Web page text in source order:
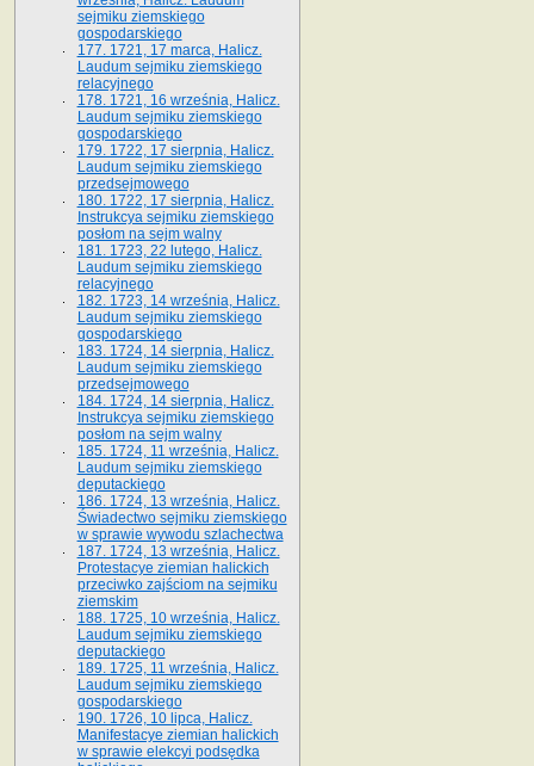
sejmiku ziemskiego
gospodarskiego
177. 1721, 17 marca, Halicz.
Laudum sejmiku ziemskiego
relacyjnego
178. 1721, 16 września, Halicz.
Laudum sejmiku ziemskiego
gospodarskiego
179. 1722, 17 sierpnia, Halicz.
Laudum sejmiku ziemskiego
przedsejmowego
180. 1722, 17 sierpnia, Halicz.
Instrukcya sejmiku ziemskiego
posłom na sejm walny
181. 1723, 22 lutego, Halicz.
Laudum sejmiku ziemskiego
relacyjnego
182. 1723, 14 września, Halicz.
Laudum sejmiku ziemskiego
gospodarskiego
183. 1724, 14 sierpnia, Halicz.
Laudum sejmiku ziemskiego
przedsejmowego
184. 1724, 14 sierpnia, Halicz.
Instrukcya sejmiku ziemskiego
posłom na sejm walny
185. 1724, 11 września, Halicz.
Laudum sejmiku ziemskiego
deputackiego
186. 1724, 13 września, Halicz.
Świadectwo sejmiku ziemskiego
w sprawie wywodu szlachectwa
187. 1724, 13 września, Halicz.
Protestacye ziemian halickich
przeciwko zajściom na sejmiku
ziemskim
188. 1725, 10 września, Halicz.
Laudum sejmiku ziemskiego
deputackiego
189. 1725, 11 września, Halicz.
Laudum sejmiku ziemskiego
gospodarskiego
190. 1726, 10 lipca, Halicz.
Manifestacye ziemian halickich
w sprawie elekcyi podsędka